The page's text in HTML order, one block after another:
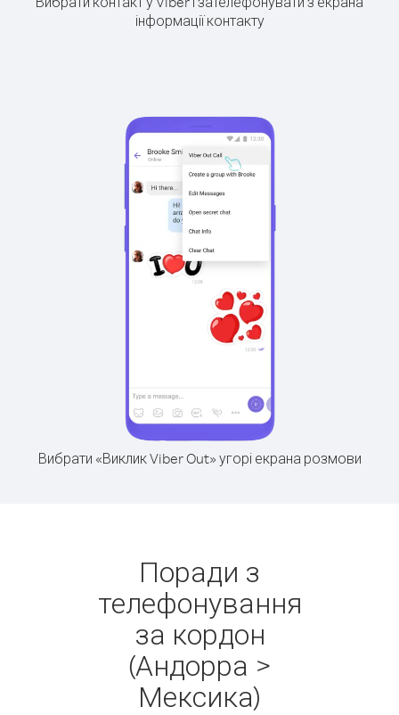
інформації контакту
Вибрати «Виклик Viber Out» угорі екрана розмови
Поради з
телефонування
за кордон
(Андорра >
Мексика)